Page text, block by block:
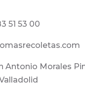
51 53 00
Antonio Morales